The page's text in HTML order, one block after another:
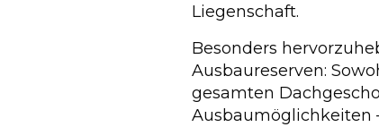
Liegenschaft.
Besonders
Ausbaureserven:
gesamten
Ausbaumöglichkeiten